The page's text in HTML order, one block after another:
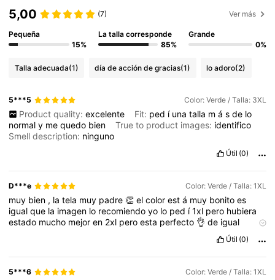
5,00 (7) Ver más
Pequeña
15%
La talla corresponde
85%
Grande
0%
Talla adecuada(1) día de acción de gracias(1) lo adoro(2)
5***5 Color: Verde / Talla: 3XL
Product quality: excelente Fit: ped í una talla m á s de lo
normaly mequedo bien True to product images: identifico
Smell description: ninguno
Útil (0)
D***e Color: Verde / Talla: 1XL
muy bien , latela muy padre👏elcolorestá muy bonitoes
igualque la imagen lo recomiendoyo lo ped í1xl pero hubiera
estado mucho mejoren 2xl peroesta perfecto 👌de igual
Útil (0)
5***6 Color: Verde / Talla: 1XL